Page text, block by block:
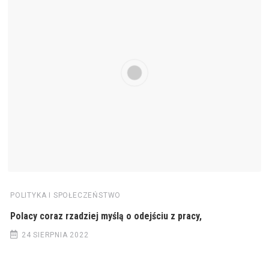
POLITYKA I SPOŁECZEŃSTWO
Polacy coraz rzadziej myślą o odejściu z pracy,
24 SIERPNIA 2022